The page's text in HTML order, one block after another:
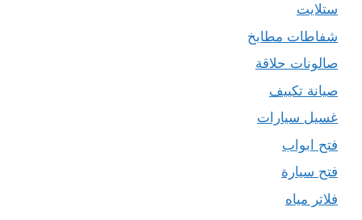
ستلايت
شفاطات مطابخ
صالونات حلاقة
صيانة تكييف
غسيل سيارات
فتح ابواب
فتح سيارة
فلاتر مياه